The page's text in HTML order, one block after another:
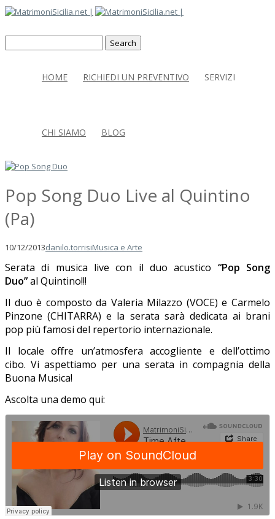
HOME RICHIEDI UN PREVENTIVO SERVIZI
CHI SIAMO BLOG
Pop Song Duo Live al Quintino
(Pa)
10/12/2013danilo.torrisiMusica e Arte
Serata di musica live con il duo acustico “Pop Song
Duo”al Quintino!!!
Il duo è composto da Valeria Milazzo (VOCE) e Carmelo
Pinzone (CHITARRA) e la serata sarà dedicata ai brani
pop più famosi del repertorio internazionale.
Il locale offre un’atmosfera accogliente e dell’ottimo
cibo. Vi aspettiamo per una serata in compagnia della
Buona Musica!
Ascolta una demo qui: